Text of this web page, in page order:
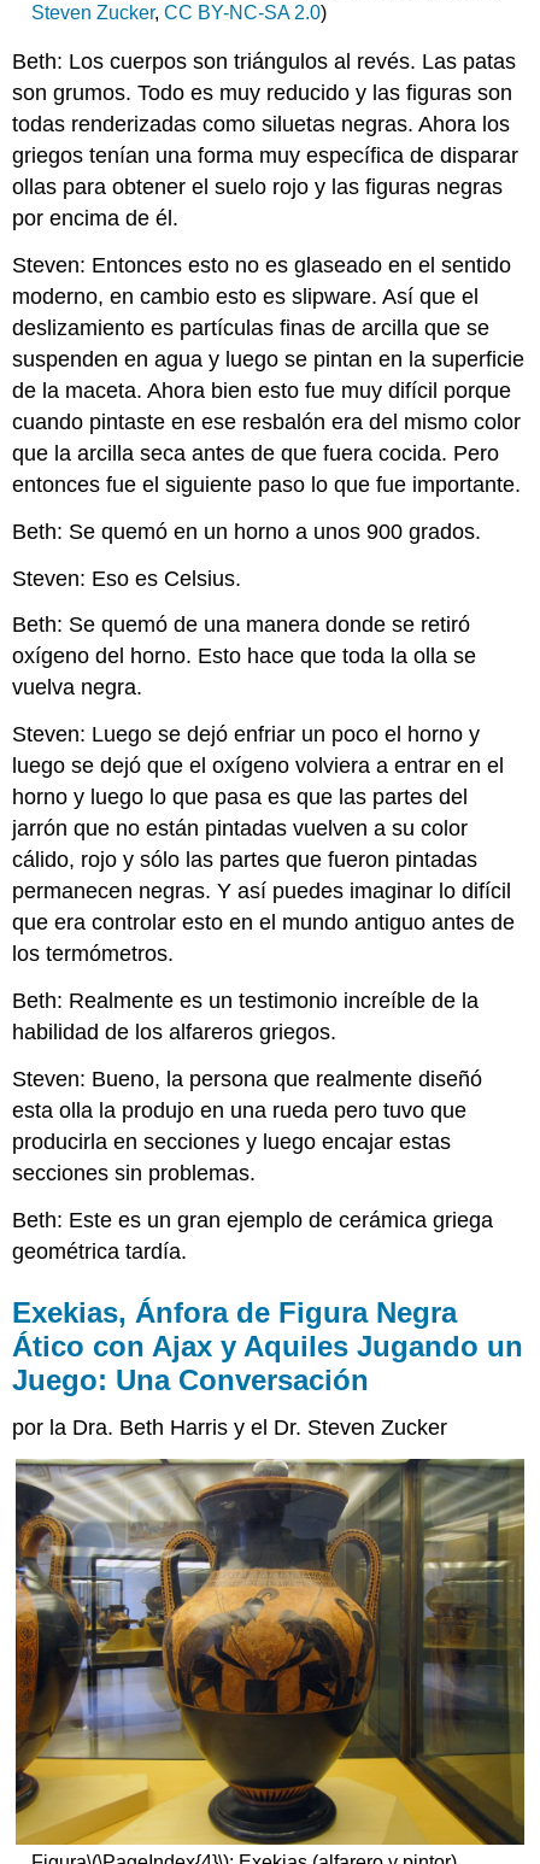
Steven Zucker, CC BY-NC-SA 2.0)
Beth: Los cuerpos son triángulos al revés. Las patas
son grumos. Todo es muy reducido y las figuras son
todas renderizadas como siluetas negras. Ahora los
griegos tenían una forma muy específica de disparar
ollas para obtener el suelo rojo y las figuras negras
por encima de él.
Steven: Entonces esto no es glaseado en el sentido
moderno, en cambio esto es slipware. Así que el
deslizamiento es partículas finas de arcilla que se
suspenden en agua y luego se pintan en la superficie
de la maceta. Ahora bien esto fue muy difícil porque
cuando pintaste en ese resbalón era del mismo color
que la arcilla seca antes de que fuera cocida. Pero
entonces fue el siguiente paso lo que fue importante.
Beth: Se quemó en un horno a unos 900 grados.
Steven: Eso es Celsius.
Beth: Se quemó de una manera donde se retiró
oxígeno del horno. Esto hace que toda la olla se
vuelva negra.
Steven: Luego se dejó enfriar un poco el horno y
luego se dejó que el oxígeno volviera a entrar en el
horno y luego lo que pasa es que las partes del
jarrón que no están pintadas vuelven a su color
cálido, rojo y sólo las partes que fueron pintadas
permanecen negras. Y así puedes imaginar lo difícil
que era controlar esto en el mundo antiguo antes de
los termómetros.
Beth: Realmente es un testimonio increíble de la
habilidad de los alfareros griegos.
Steven: Bueno, la persona que realmente diseñó
esta olla la produjo en una rueda pero tuvo que
producirla en secciones y luego encajar estas
secciones sin problemas.
Beth: Este es un gran ejemplo de cerámica griega
geométrica tardía.
Exekias, Ánfora de Figura Negra
Ático con Ajax y Aquiles Jugando un
Juego: Una Conversación
por la Dra. Beth Harris y el Dr. Steven Zucker